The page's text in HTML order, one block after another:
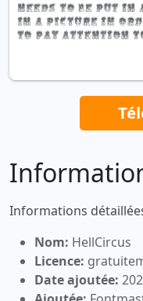
Informations
Nom: HellCircus
Licence:
Date ajoutée: